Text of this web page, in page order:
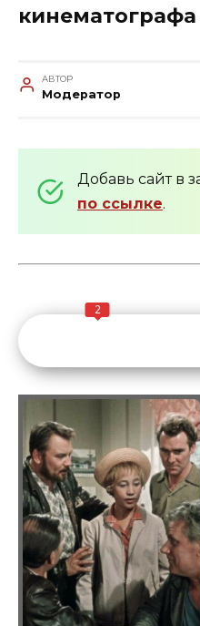
АВТОР
Модератор
Добавь сайт в
по ссылке.
2